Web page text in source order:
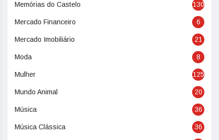
Memórias do Castelo 130
Mercado Financeiro 6
Mercado Imobiliário 21
Moda 8
Mulher 125
Mundo Animal 20
Música 36
Música Clássica 36